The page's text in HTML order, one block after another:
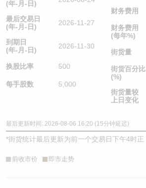
(年-月-日)
最后交易日
(年-月-日)
2026-11-27
到期日
(年-月-日)
2026-11-30
换股比率 500
每手股数 5,000
财务费用
财务费用
(每年%)
街货量
街货百分比
(%)
街货量较
上日变化
最后更新时间: 2026-08-06 16:20 (15分钟延迟)
*街货统计最后更新为前一个交易日下午4时正
前收市价 即市走势